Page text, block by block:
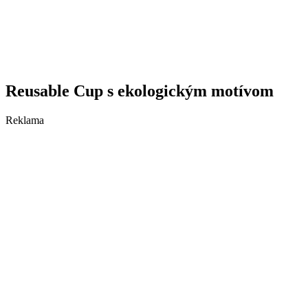
Reusable Cup s ekologickým motívom
Reklama